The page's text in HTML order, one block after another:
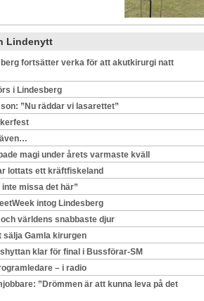
Lindenytt
fortsätter verka för att akutkirurgi natt
i Lindesberg
”Nu räddar vi lasarettet”
magi under årets varmaste kväll
lottats ett kräftfiskeland
missa det här”
intog Lindesberg
världens snabbaste djur
sälja Gamla kirurgen
klar för final i Bussförar-SM
– i radio
”Drömmen är att kunna leva på det